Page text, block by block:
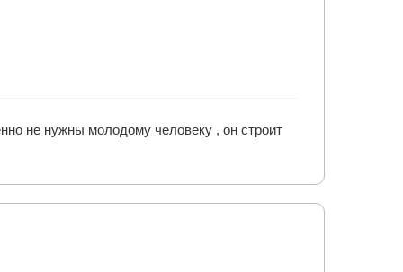
не нужны молодому человеку , он строит